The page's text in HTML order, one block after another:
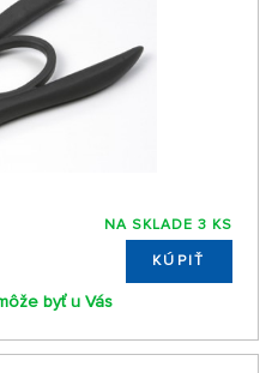
NA SKLADE 3 KS
KÚPIŤ
byť u Vás